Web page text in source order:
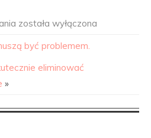
została wyłączona
być problemem.
eliminować
»